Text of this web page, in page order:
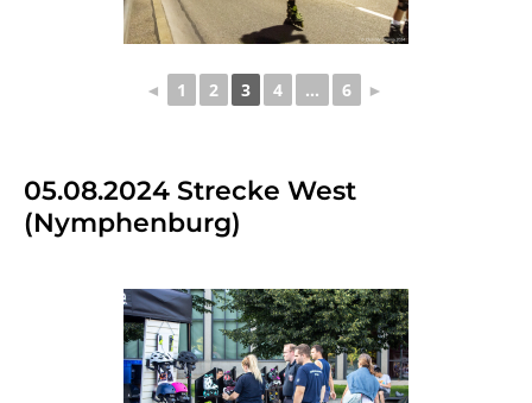
◄ 1 2 3 4 ... 6 ►
05.08.2024 Strecke West
(Nymphenburg)